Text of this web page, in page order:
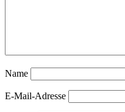
Name
E-Mail-Adresse